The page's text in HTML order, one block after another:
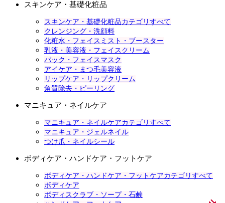
スキンケア・基礎化粧品
スキンケア・基礎化粧品カテゴリすべて
クレンジング・洗顔料
化粧水・フェイスミスト・ブースター
乳液・美容液・フェイスクリーム
パック・フェイスマスク
アイケア・まつ毛美容液
リップケア・リップクリーム
角質除去・ピーリング
マニキュア・ネイルケア
マニキュア・ネイルケアカテゴリすべて
マニキュア・ジェルネイル
つけ爪・ネイルシール
ボディケア・ハンドケア・フットケア
ボディケア・ハンドケア・フットケアカテゴリすべて
ボディケア
ボディスクラブ・ソープ・石鹸